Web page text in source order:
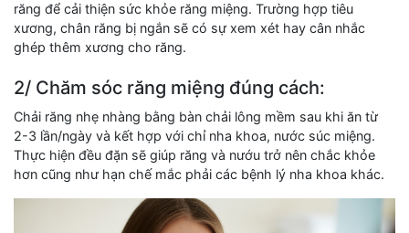
răng để cải thiện sức khỏe răng miệng. Trường hợp tiêu
xương, chân răng bị ngắn sẽ có sự xem xét hay cân nhắc
ghép thêm xương cho răng.
2/ Chăm sóc răng miệng đúng cách:
Chải răng nhẹ nhàng bằng bàn chải lông mềm sau khi ăn từ
2-3 lần/ngày và kết hợp với chỉ nha khoa, nước súc miệng.
Thực hiện đều đặn sẽ giúp răng và nướu trở nên chắc khỏe
hơn cũng như hạn chế mắc phải các bệnh lý nha khoa khác.